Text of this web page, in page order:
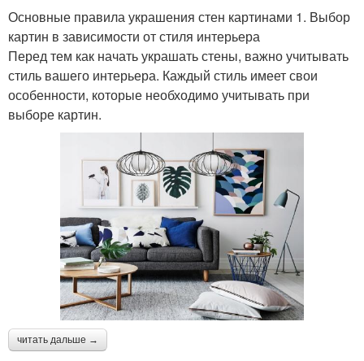
Основные правила украшения стен картинами 1. Выбор
картин в зависимости от стиля интерьера
Перед тем как начать украшать стены, важно учитывать
стиль вашего интерьера. Каждый стиль имеет свои
особенности, которые необходимо учитывать при
выборе картин.
читать дальше →